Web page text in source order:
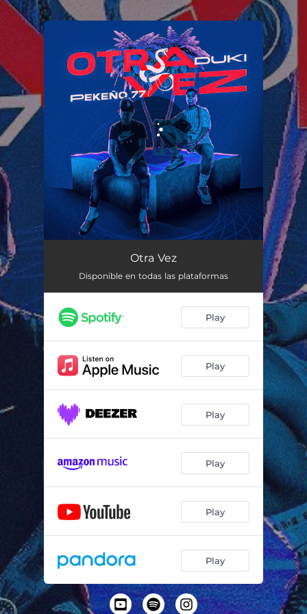
You're all set!
Otra Vez
Disponible en todas las plataformas
Play
Play
Play
Play
Play
Play